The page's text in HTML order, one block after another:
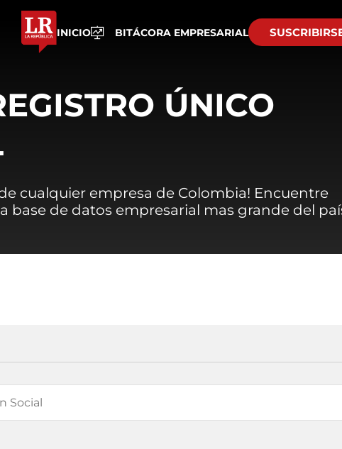
INICIO BITÁCORA EMPRESARIAL
ÚNICO
cualquier empresa de Colombia! Encuentre
base de datos empresarial mas grande del